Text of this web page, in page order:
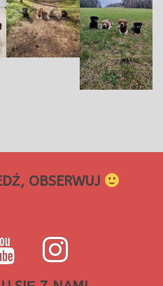
OBSERWUJ
Youtube Instagram